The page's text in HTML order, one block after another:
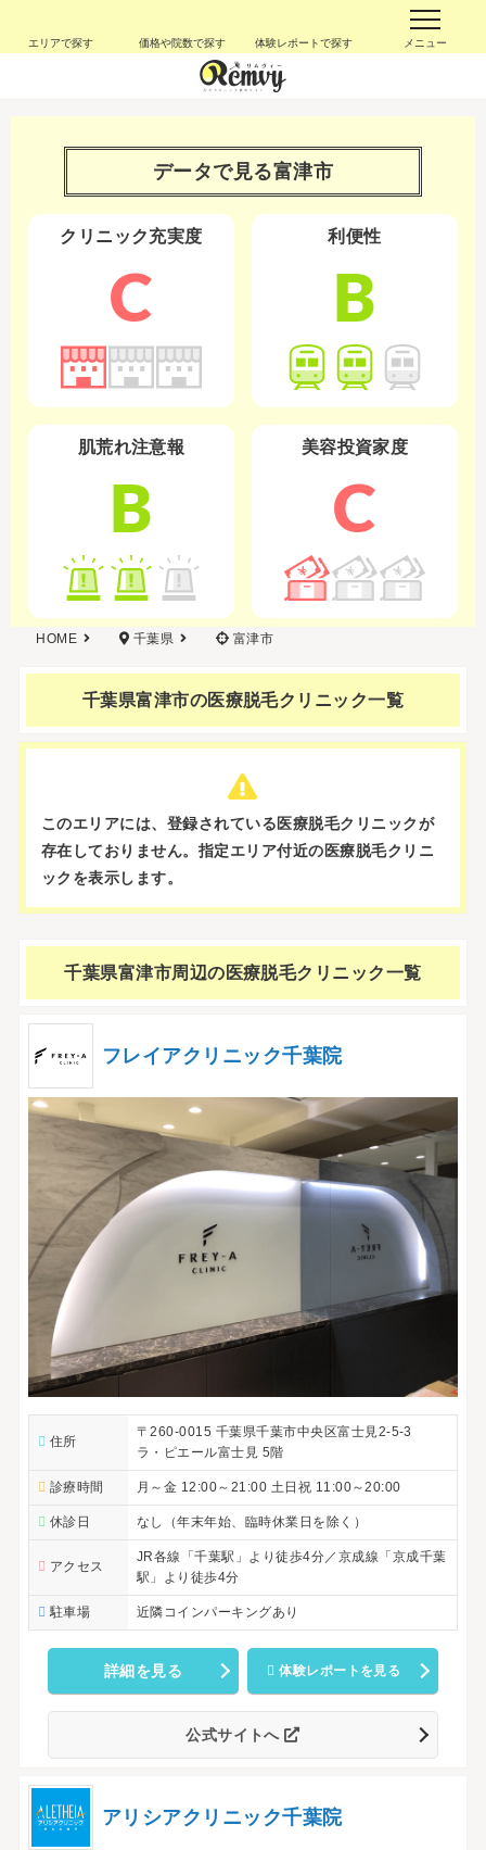
エリアで探す 価格や院数で探す 体験レポートで探す メニュー
データで見る富津市
クリニック充実度
C
利便性
B
肌荒れ注意報
B
美容投資家度
C
HOME 千葉県 富津市
千葉県富津市の医療脱毛クリニック一覧
このエリアには、登録されている医療脱毛クリニックが
存在しておりません。 指定エリア付近の医療脱毛クリニ
ックを表示します。
千葉県富津市周辺の 医療脱毛クリニック一覧
フレイアクリニック千葉院
住所
〒260-0015 千葉県千葉市中央区富士見2-5-3
ラ・ピエール富士見 5階
診療時間 月～金 12:00～21:00 土日祝 11:00～20:00
休診日 なし（年末年始、臨時休業日を除く）
アクセス
JR各線「千葉駅」より徒歩4分／京成線「京成千葉
駅」より徒歩4分
駐車場 近隣コインパーキングあり
詳細を見る 体験レポートを見る
公式サイトへ
アリシアクリニック千葉院